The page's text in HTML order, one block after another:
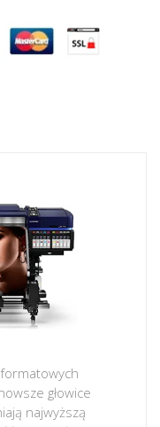
głowice
najwyższą